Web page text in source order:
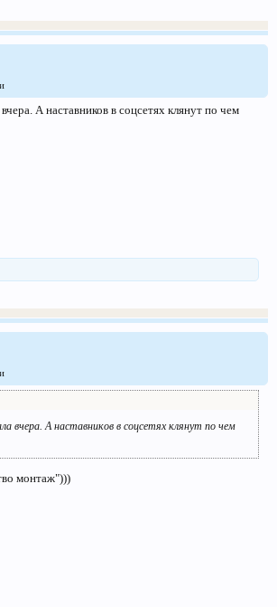
А наставников в соцсетях клянут по чем
вчера. А наставников в соцсетях клянут по чем
монтаж")))